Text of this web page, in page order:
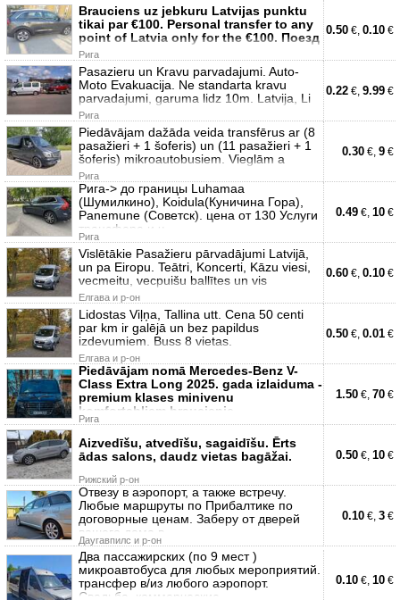
Brauciens uz jebkuru Latvijas punktu
tikai par €100. Personal transfer to any
point of Latvia only for the €100. Поезд
Рига
0.50 €, 0.10 €
Pasazieru un Kravu parvadajumi. Auto-
Moto Evakuacija. Ne standarta kravu
parvadajumi, garuma lidz 10m. Latvija, Li
Рига
0.22 €, 9.99 €
Piedāvājam dažāda veida transfērus ar (8
pasažieri + 1 šoferis) un (11 pasažieri + 1
šoferis) mikroautobusiem. Vieglām a
Рига
0.30 €, 9 €
Рига-> до границы Luhamaa
(Шумилкино), Koidula(Куничина Гора),
Panemune (Советск). цена от 130 Услуги
трансфера и ч
Рига
0.49 €, 10 €
Vislētākie Pasažieru pārvadājumi Latvijā,
un pa Eiropu. Teātri, Koncerti, Kāzu viesi,
vecmeitu, vecpuišu ballītes un vis
Елгава и р-он
0.60 €, 0.10 €
Lidostas Viļņa, Tallina utt. Cena 50 centi
par km ir galējā un bez papildus
izdevumiem. Buss 8 vietas.
Елгава и р-он
0.50 €, 0.01 €
Piedāvājam nomā Mercedes-Benz V-
Class Extra Long 2025. gada izlaiduma -
premium klases minivenu
komfortabliem braucienie
Рига
1.50 €, 70 €
Aizvedīšu, atvedīšu, sagaidīšu. Ērts
ādas salons, daudz vietas bagāžai.
Рижский р-он
0.50 €, 10 €
Отвезу в аэропорт, а также встречу.
Любые маршруты по Прибалтике по
договорные ценам. Заберу от дверей
вашего дома в
Даугавпилс и р-он
0.10 €, 3 €
Два пассажирских (по 9 мест )
микроавтобуса для любых мероприятий.
трансфер в/из любого аэропорт.
Свадьба, коммерческие
0.10 €, 10 €